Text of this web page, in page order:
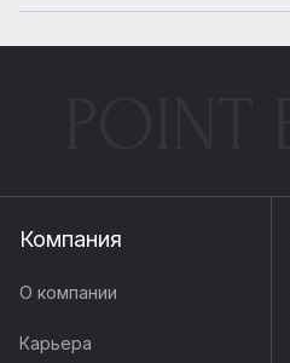
Компания
О компании
Карьера